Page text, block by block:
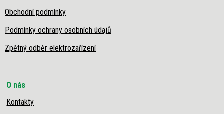
Obchodní podmínky
Podmínky ochrany osobních údajů
Zpětný odběr elektrozařízení
O nás
Kontakty